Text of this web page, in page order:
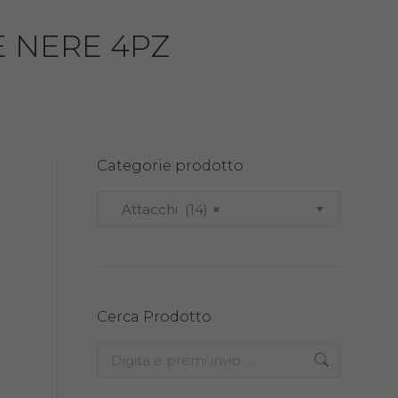
NERE 4PZ
Categorie prodotto
×
Attacchi (14)
Cerca Prodotto